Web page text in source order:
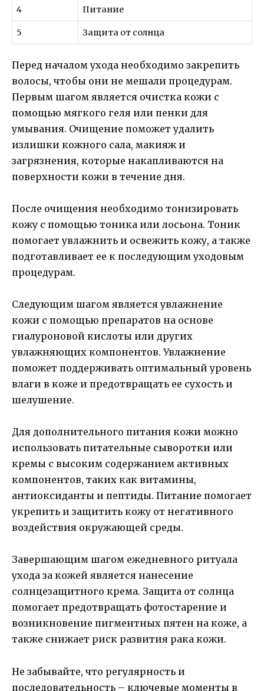
4 Питание
5 Защита от солнца
Перед началом ухода необходимо закрепить
волосы, чтобы они не мешали процедурам.
Первым шагом является очистка кожи с
помощью мягкого геля или пенки для
умывания. Очищение поможет удалить
излишки кожного сала, макияж и
загрязнения, которые накапливаются на
поверхности кожи в течение дня.
После очищения необходимо тонизировать
кожу с помощью тоника или лосьона. Тоник
помогает увлажнить и освежить кожу, а также
подготавливает ее к последующим уходовым
процедурам.
Следующим шагом является увлажнение
кожи с помощью препаратов на основе
гиалуроновой кислоты или других
увлажняющих компонентов. Увлажнение
поможет поддерживать оптимальный уровень
влаги в коже и предотвращать ее сухость и
шелушение.
Для дополнительного питания кожи можно
использовать питательные сыворотки или
кремы с высоким содержанием активных
компонентов, таких как витамины,
антиоксиданты и пептиды. Питание помогает
укрепить и защитить кожу от негативного
воздействия окружающей среды.
Завершающим шагом ежедневного ритуала
ухода за кожей является нанесение
солнцезащитного крема. Защита от солнца
помогает предотвращать фотостарение и
возникновение пигментных пятен на коже, а
также снижает риск развития рака кожи.
Не забывайте, что регулярность и
последовательность – ключевые моменты в